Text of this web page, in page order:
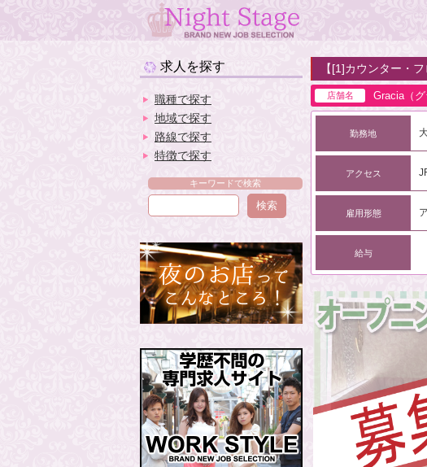
【[1]カウンター・
店舗名 Gracia（グ
勤務地
アクセス
雇用形態
給与
求人を探す
職種で探す
地域で探す
路線で探す
特徴で探す
キーワードで検索